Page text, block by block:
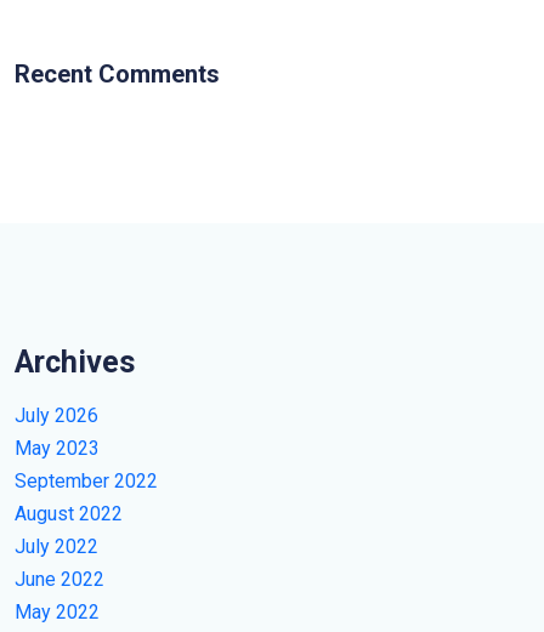
Recent Comments
Archives
July 2026
May 2023
September 2022
August 2022
July 2022
June 2022
May 2022